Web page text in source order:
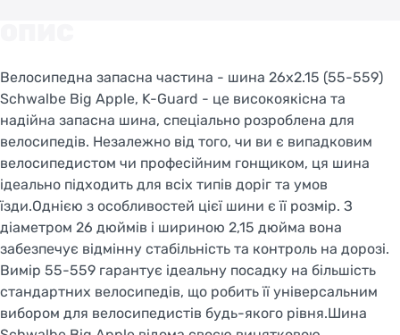
Велосипедна запасна частина - шина 26x2.15 (55-559)
Schwalbe Big Apple, K-Guard - це високоякісна та
надійна запасна шина, спеціально розроблена для
велосипедів. Незалежно від того, чи ви є випадковим
велосипедистом чи професійним гонщиком, ця шина
ідеально підходить для всіх типів доріг та умов
їзди.Однією з особливостей цієї шини є її розмір. З
діаметром 26 дюймів і шириною 2,15 дюйма вона
забезпечує відмінну стабільність та контроль на дорозі.
Вимір 55-559 гарантує ідеальну посадку на більшість
стандартних велосипедів, що робить її універсальним
вибором для велосипедистів будь-якого рівня.Шина